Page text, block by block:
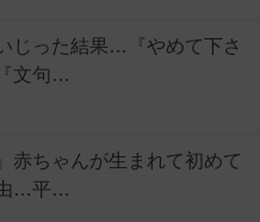
じった結果…『やめて下さ
文句…
赤ちゃんが生まれて初めて
由…平…